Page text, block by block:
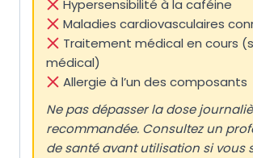
Hypersensibilité à la caféine
Maladies cardiovasculaires
Traitement médical en cours
médical)
Allergie à l’un des composants
Ne pas dépasser la dose
recommandée. Consultez un
de santé avant utilisation si vous